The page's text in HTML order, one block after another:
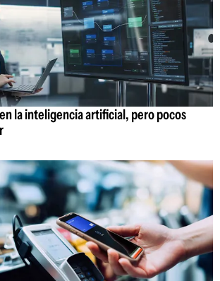
la inteligencia artificial, pero pocos